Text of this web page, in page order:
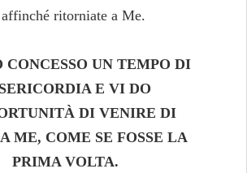
ritorniate a Me.
UN TEMPO DI
E VI DO
DI VENIRE DI
ME, COME SE FOSSE LA
PRIMA VOLTA.